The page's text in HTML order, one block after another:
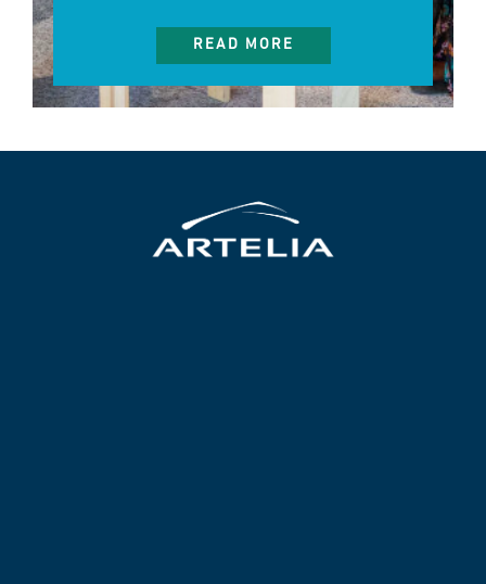
READ MORE